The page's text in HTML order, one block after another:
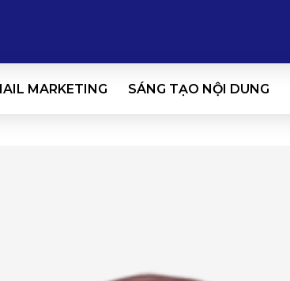
MARKETING SÁNG TẠO NỘI DUNG